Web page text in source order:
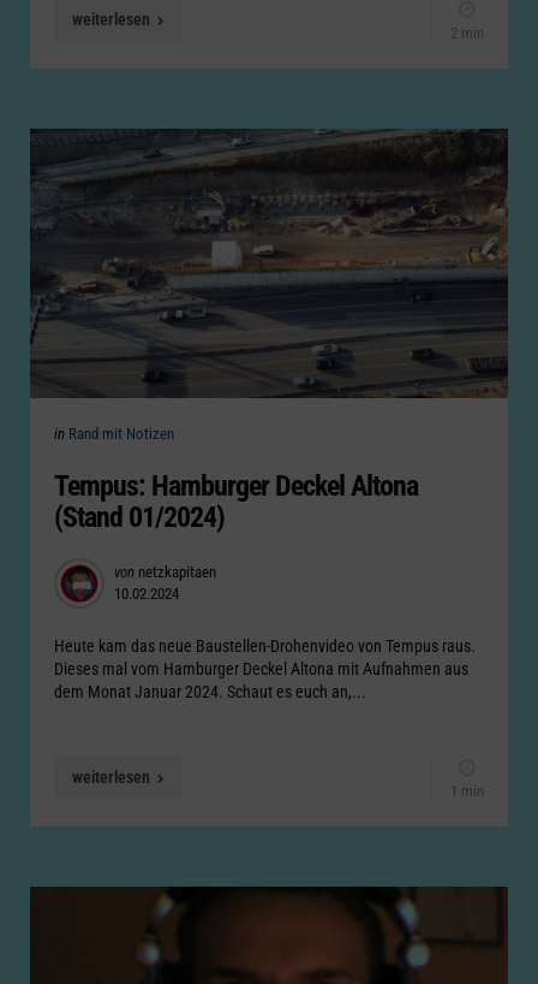
weiterlesen
2 min
Categories
Posted
in Rand mit Notizen
Tempus: Hamburger Deckel Altona
(Stand 01/2024)
Posted
by
von netzkapitaen
10.02.2024
Heute kam das neue Baustellen-Drohenvideo von Tempus raus.
Dieses mal vom Hamburger Deckel Altona mit Aufnahmen aus
dem Monat Januar 2024. Schaut es euch an,...
weiterlesen
1 min